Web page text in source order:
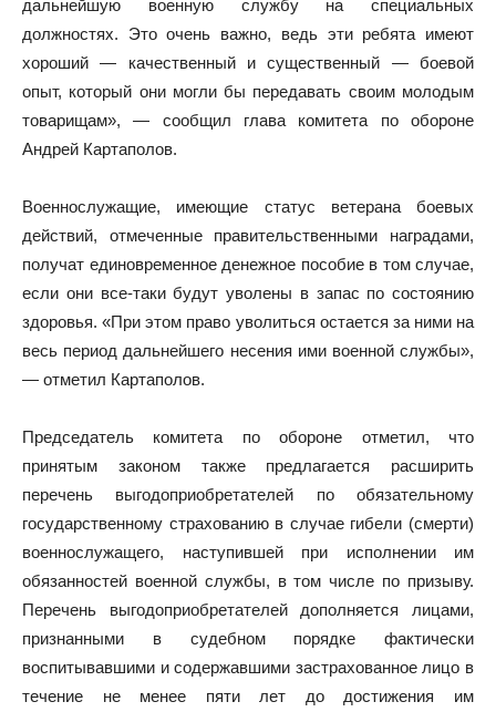
дальнейшую военную службу на специальных
должностях. Это очень важно, ведь эти ребята имеют
хороший — качественный и существенный — боевой
опыт, который они могли бы передавать своим молодым
товарищам», — сообщил глава комитета по обороне
Андрей Картаполов.
Военнослужащие, имеющие статус ветерана боевых
действий, отмеченные правительственными наградами,
получат единовременное денежное пособие в том случае,
если они все‑таки будут уволены в запас по состоянию
здоровья. «При этом право уволиться остается за ними на
весь период дальнейшего несения ими военной службы»,
— отметил Картаполов.
Председатель комитета по обороне отметил, что
принятым законом также предлагается расширить
перечень выгодоприобретателей по обязательному
государственному страхованию в случае гибели (смерти)
военнослужащего, наступившей при исполнении им
обязанностей военной службы, в том числе по призыву.
Перечень выгодоприобретателей дополняется лицами,
признанными в судебном порядке фактически
воспитывавшими и содержавшими застрахованное лицо в
течение не менее пяти лет до достижения им